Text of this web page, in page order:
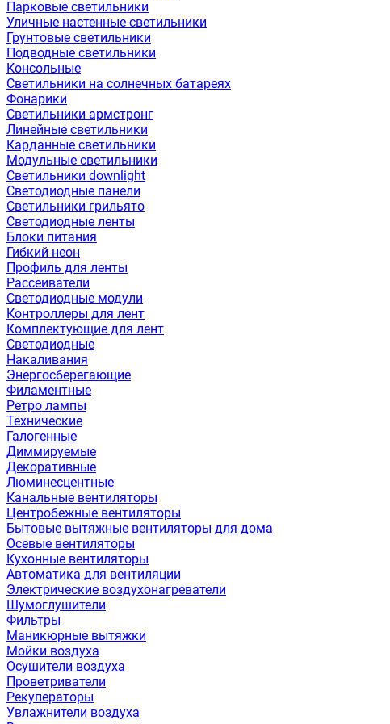
Парковые светильники
Уличные настенные светильники
Грунтовые светильники
Подводные светильники
Консольные
Светильники на солнечных батареях
Фонарики
Светильники армстронг
Линейные светильники
Карданные светильники
Модульные светильники
Светильники downlight
Светодиодные панели
Светильники грильято
Светодиодные ленты
Блоки питания
Гибкий неон
Профиль для ленты
Рассеиватели
Светодиодные модули
Контроллеры для лент
Комплектующие для лент
Светодиодные
Накаливания
Энергосберегающие
Филаментные
Ретро лампы
Технические
Галогенные
Диммируемые
Декоративные
Люминесцентные
Канальные вентиляторы
Центробежные вентиляторы
Бытовые вытяжные вентиляторы для дома
Осевые вентиляторы
Кухонные вентиляторы
Автоматика для вентиляции
Электрические воздухонагреватели
Шумоглушители
Фильтры
Маникюрные вытяжки
Мойки воздуха
Осушители воздуха
Проветриватели
Рекуператоры
Увлажнители воздуха